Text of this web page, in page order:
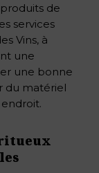
de
services
Vins, à
une
une bonne
du matériel